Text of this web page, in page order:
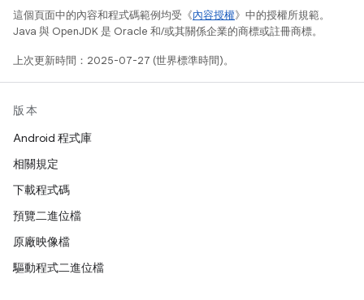
這個頁面中的內容和程式碼範例均受《內容授權》中的授權所規範。
Java 與 OpenJDK 是 Oracle 和/或其關係企業的商標或註冊商標。
上次更新時間：2025-07-27 (世界標準時間)。
版本
Android 程式庫
相關規定
下載程式碼
預覽二進位檔
原廠映像檔
驅動程式二進位檔